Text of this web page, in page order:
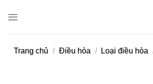
Trang chủ / Điều hòa / Loại điều hòa